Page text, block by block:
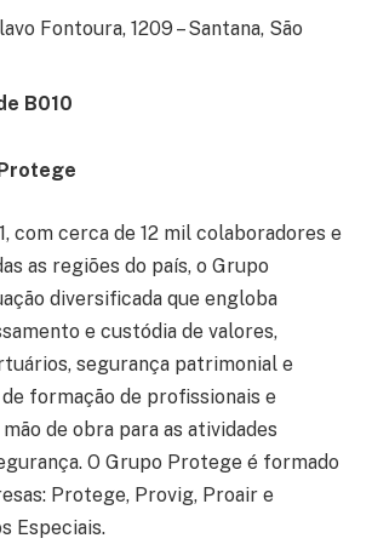
Fontoura, 1209 – Santana, São
B010
com cerca de 12 mil colaboradores e
as regiões do país, o Grupo
diversificada que engloba
e custódia de valores,
segurança patrimonial e
formação de profissionais e
de obra para as atividades
O Grupo Protege é formado
Protege, Provig, Proair e
Especiais.